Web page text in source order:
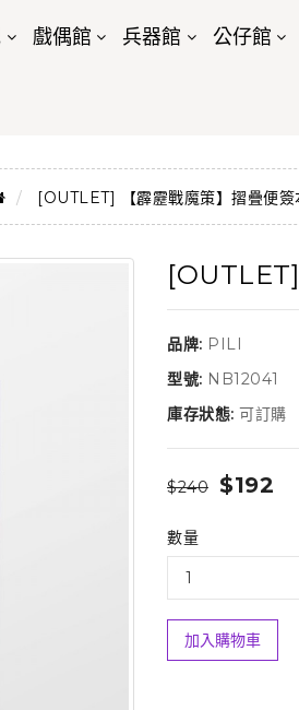
戲偶館 兵器館 公仔館
[OUTLET] 【霹靂戰魔策】摺疊便簽
品牌: PILI
型號: NB12041
庫存狀態: 可訂購
$240 $192
數量
加入購物車